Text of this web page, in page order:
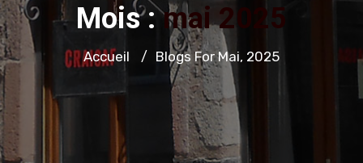
Mois :mai 2025
Accueil / Blogs For Mai, 2025